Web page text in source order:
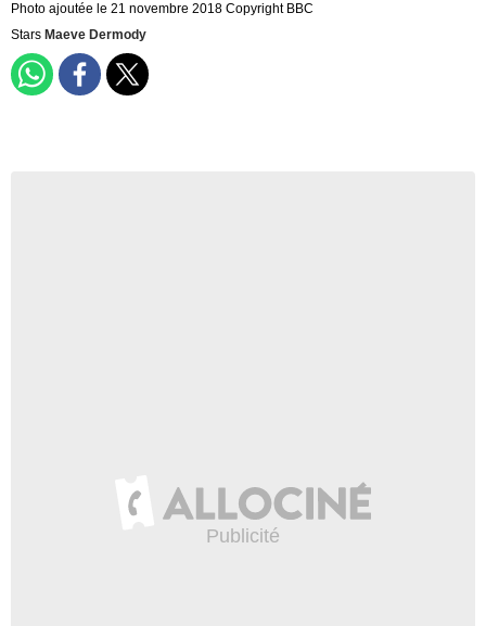
Photo ajoutée le 21 novembre 2018 Copyright BBC
Stars Maeve Dermody